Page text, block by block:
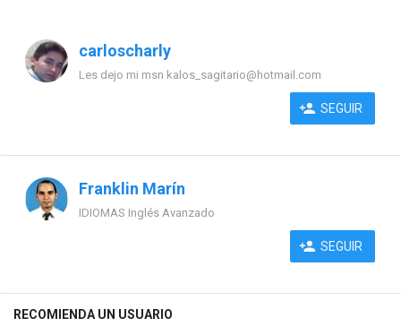
carloscharly
Les dejo mi msn kalos_sagitario@hotmail.com
SEGUIR
Franklin Marín
IDIOMAS Inglés Avanzado
SEGUIR
RECOMIENDA UN USUARIO